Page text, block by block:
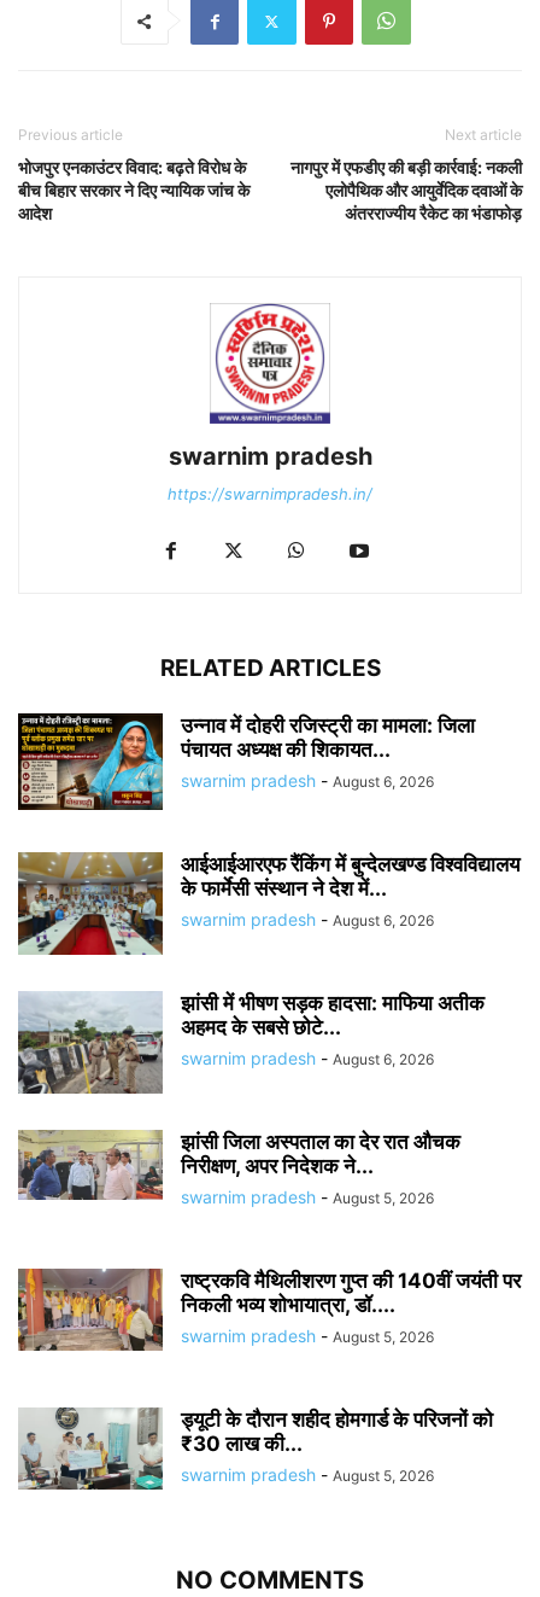
Previous article
भोजपुर एनकाउंटर विवाद: बढ़ते विरोध के
बीच बिहार सरकार ने दिए न्यायिक जांच के
आदेश
Next article
नागपुर में एफडीए की बड़ी कार्रवाई: नकली
एलोपैथिक और आयुर्वेदिक दवाओं के
अंतरराज्यीय रैकेट का भंडाफोड़
swarnim pradesh
https://swarnimpradesh.in/
RELATED ARTICLES
उन्नाव में दोहरी रजिस्ट्री का मामला: जिला
पंचायत अध्यक्ष की शिकायत...
swarnim pradesh - August 6, 2026
आईआईआरएफ रैंकिंग में बुन्देलखण्ड विश्वविद्यालय
के फार्मेसी संस्थान ने देश में...
swarnim pradesh - August 6, 2026
झांसी में भीषण सड़क हादसा: माफिया अतीक
अहमद के सबसे छोटे...
swarnim pradesh - August 6, 2026
झांसी जिला अस्पताल का देर रात औचक
निरीक्षण, अपर निदेशक ने...
swarnim pradesh - August 5, 2026
राष्ट्रकवि मैथिलीशरण गुप्त की 140वीं जयंती पर
निकली भव्य शोभायात्रा, डॉ....
swarnim pradesh - August 5, 2026
ड्यूटी के दौरान शहीद होमगार्ड के परिजनों को
₹30 लाख की...
swarnim pradesh - August 5, 2026
NO COMMENTS